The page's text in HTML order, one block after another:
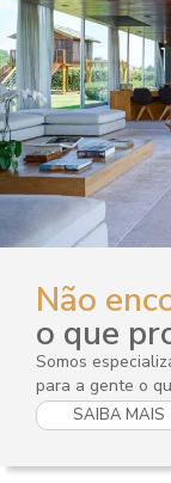
Não
o que
Somos
para a gente o
SAIBA MAIS